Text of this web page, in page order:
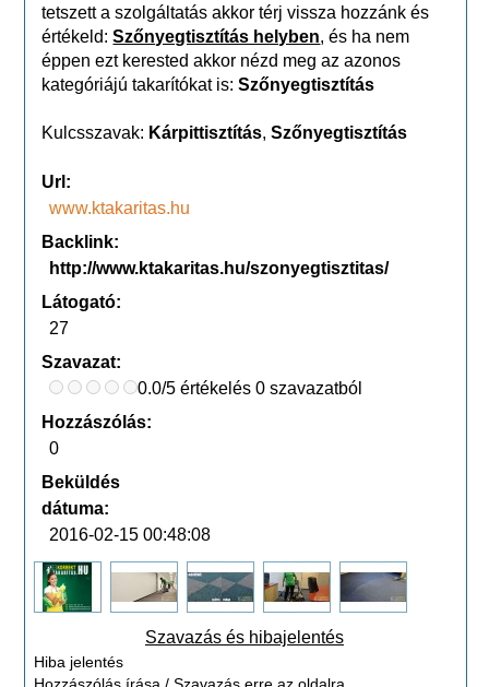
tetszett a szolgáltatás akkor térj vissza hozzánk és
értékeld:Szőnyegtisztítás helyben, és ha nem
éppen ezt kerested akkor nézd meg az azonos
kategóriájú takarítókat is:Szőnyegtisztítás
Kulcsszavak: Kárpittisztítás,Szőnyegtisztítás
Url:
www.ktakaritas.hu
Backlink:
http://www.ktakaritas.hu/szonyegtisztitas/
Látogató:
27
Szavazat:
0.0/5 értékelés 0 szavazatból
Hozzászólás:
0
Beküldés
dátuma:
2016-02-15 00:48:08
Szavazás és hibajelentés
Hiba jelentés